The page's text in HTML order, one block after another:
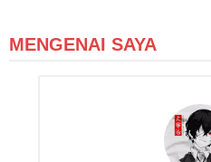
MENGENAI SAYA